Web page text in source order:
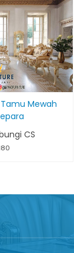
Mewah
CS